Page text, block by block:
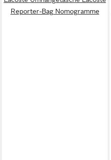
Reporter-Bag Nomogramme